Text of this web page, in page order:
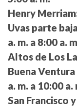
Henry
Uvas parte
a. m. a 8:00 a.
Altos de Los
Buena
a. m. a 10:00 a.
San Francisco